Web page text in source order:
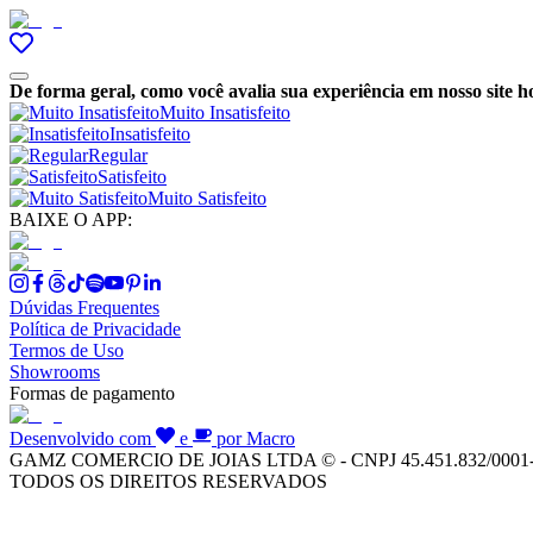
De forma geral, como você avalia sua experiência em nosso site
Muito Insatisfeito
Insatisfeito
Regular
Satisfeito
Muito Satisfeito
BAIXE O APP:
Dúvidas Frequentes
Política de Privacidade
Termos de Uso
Showrooms
Formas de pagamento
Desenvolvido com e
por Macro
GAMZ COMERCIO DE JOIAS LTDA © - CNPJ 45.451.832/
TODOS OS DIREITOS RESERVADOS